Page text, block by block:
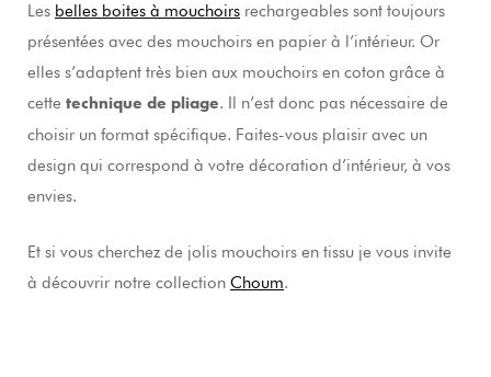
Les belles boites à mouchoirs rechargeables sont toujours
présentées avec des mouchoirs en papier à l’intérieur. Or
elles s’adaptent très bien aux mouchoirs en coton grâce à
cette technique de pliage. Il n’est donc pas nécessaire de
choisir un format spécifique. Faites-vous plaisir avec un
design qui correspond à votre décoration d’intérieur, à vos
envies.
Et si vous cherchez de jolis mouchoirs en tissu je vous invite
à découvrir notre collection Choum.